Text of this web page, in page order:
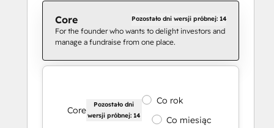
Core Pozostało dni wersji próbnej: 14
For the founder who wants to delight investors and
manage a fundraise from one place.
Core
Pozostało dni
wersji próbnej: 14
Co rok
Co miesiąc